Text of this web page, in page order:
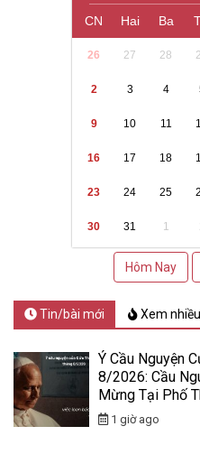
CN Hai Ba
26 27 28
2 3 4
9 10 11
16 17 18
23 24 25
30 31 1
Hôm Nay
Tin/bài mới Xem nhiều
Ý Cầu Nguyện
8/2026: Cầu
Mừng Tại Phố
1 giờ ago